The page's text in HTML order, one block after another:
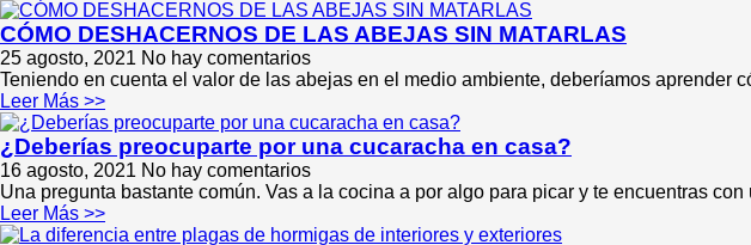
CÓMO DESHACERNOS DE LAS ABEJAS SIN MATARLAS
25 agosto, 2021 No hay comentarios
Teniendo en cuenta el valor de las abejas en el medio ambiente, deberíamos aprender
Leer Más >>
¿Deberías preocuparte por una cucaracha en casa?
16 agosto, 2021 No hay comentarios
Una pregunta bastante común. Vas a la cocina a por algo para picar y te encuentras
Leer Más >>